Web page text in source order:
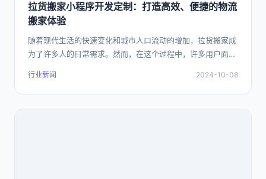
拉货搬家小程序开发定制：打造高效、便捷的物流
搬家体验
随着现代生活的快速变化和城市人口流动的增加，拉货搬家成
为了许多人的日常需求。然而，在这个过程中，许多用户面临
行业新闻 2024-10-08